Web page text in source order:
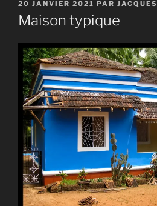
PUBLIÉ
LE
20 JANVIER 2021 PAR JACQUES
Maison typique